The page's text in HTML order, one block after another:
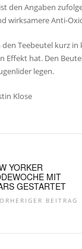
den Angaben
wirksamere Anti-
den Teebeutel kurz
Effekt hat. Den
legen.
Klose
YORKER
MIT
GESTARTET
BEITRAG